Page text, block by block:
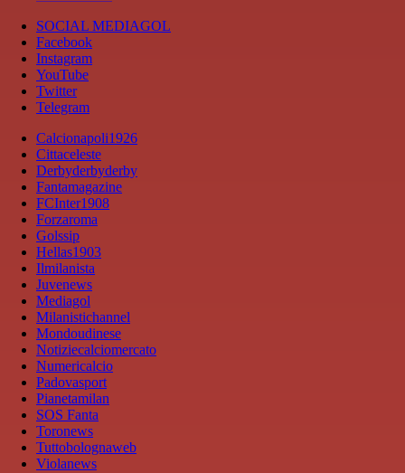
SOCIAL MEDIAGOL
Facebook
Instagram
YouTube
Twitter
Telegram
Calcionapoli1926
Cittaceleste
Derbyderbyderby
Fantamagazine
FCInter1908
Forzaroma
Golssip
Hellas1903
Ilmilanista
Juvenews
Mediagol
Milanistichannel
Mondoudinese
Notiziecalciomercato
Numericalcio
Padovasport
Pianetamilan
SOS Fanta
Toronews
Tuttobolognaweb
Violanews